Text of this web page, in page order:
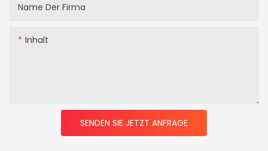
Name Der Firma
Inhalt
SENDEN SIE JETZT ANFRAGE